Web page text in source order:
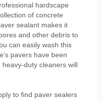
hardscape
of concrete
sealant makes it
and other debris to
can easily wash this
pavers have been
duty cleaners will
to find paver sealers